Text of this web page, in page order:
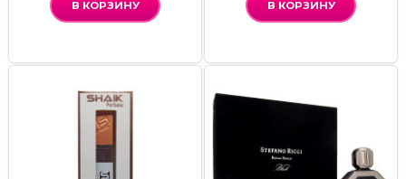
В КОРЗИНУ В КОРЗИНУ